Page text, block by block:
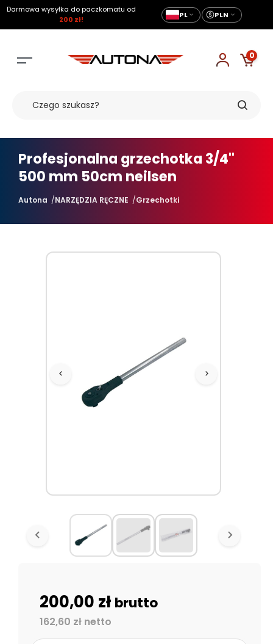
Darmowa wysyłka do paczkomatu od
200 zł!
PL PLN
0
Profesjonalna grzechotka 3/4''
500 mm 50cm neilsen
Autona NARZĘDZIA RĘCZNE Grzechotki
200,00 złbrutto
162,60 zł netto